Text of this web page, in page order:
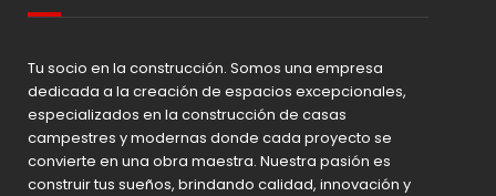
Tu socio en la construcción. Somos una empresa
dedicada a la creación de espacios excepcionales,
especializados en la construcción de casas
campestres y modernas donde cada proyecto se
convierte en una obra maestra. Nuestra pasión es
construir tus sueños, brindando calidad, innovación y